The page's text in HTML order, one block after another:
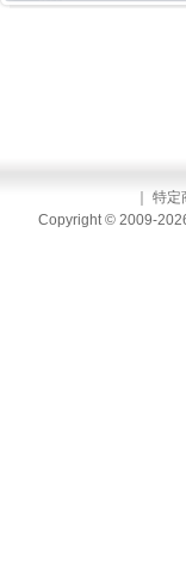
特定
Copyright © 2009-